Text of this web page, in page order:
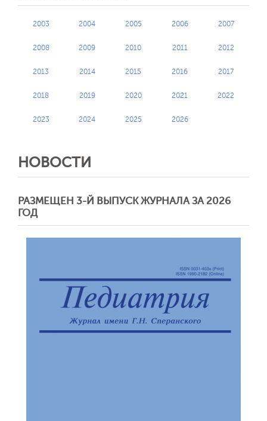
2003 2004 2005 2006 2007
2008 2009 2010 2011 2012
2013 2014 2015 2016 2017
2018 2019 2020 2021 2022
2023 2024 2025 2026
НОВОСТИ
РАЗМЕЩЕН 3-Й ВЫПУСК ЖУРНАЛА ЗА 2026
ГОД